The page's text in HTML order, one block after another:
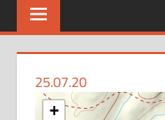
25.07.20
+